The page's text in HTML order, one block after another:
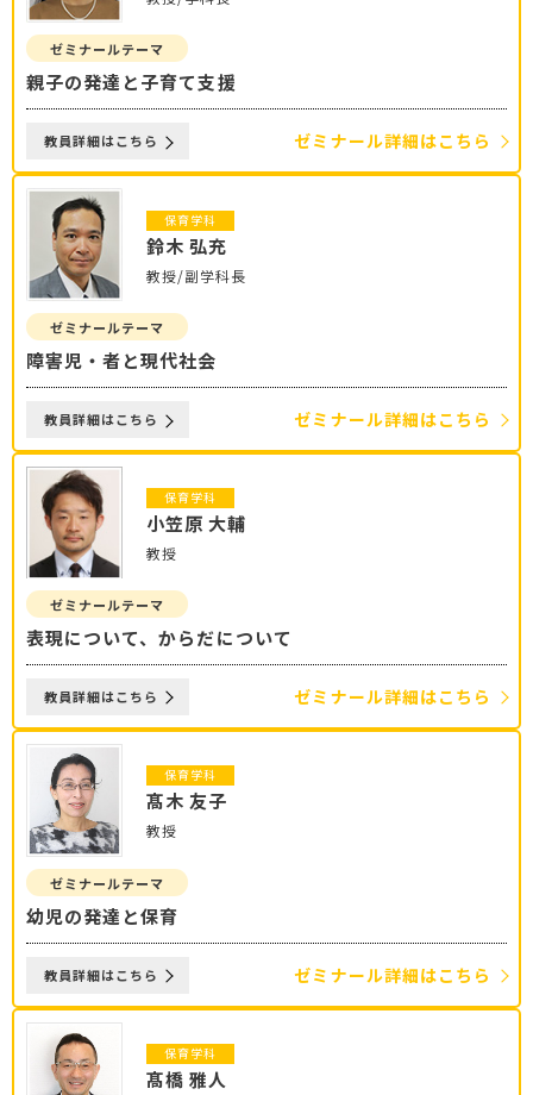
ゼミナールテーマ
親子の発達と子育て支援
ゼミナール詳細はこちら
教員詳細はこちら
保育学科
鈴木 弘充
教授/副学科長
ゼミナールテーマ
障害児・者と現代社会
ゼミナール詳細はこちら
教員詳細はこちら
保育学科
小笠原 大輔
教授
ゼミナールテーマ
表現について、からだについて
ゼミナール詳細はこちら
教員詳細はこちら
保育学科
髙木 友子
教授
ゼミナールテーマ
幼児の発達と保育
ゼミナール詳細はこちら
教員詳細はこちら
保育学科
髙橋 雅人